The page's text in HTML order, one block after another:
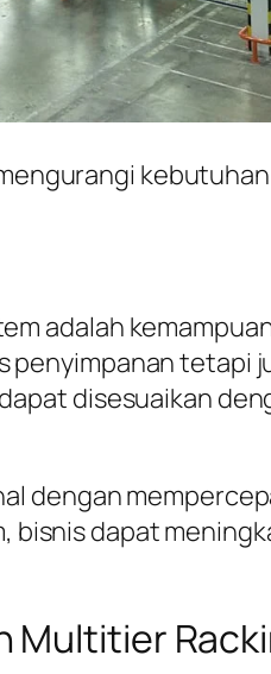
adalah
tetapi
disesuaikan
dengan
dapat
Multitier